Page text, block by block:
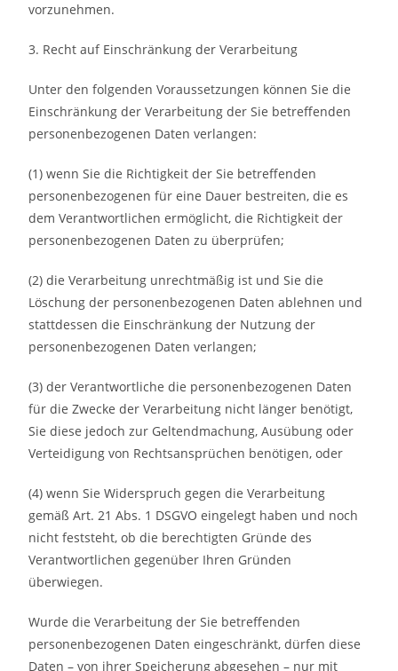
vorzunehmen.
3. Recht auf Einschränkung der Verarbeitung
Unter den folgenden Voraussetzungen können Sie die
Einschränkung der Verarbeitung der Sie betreffenden
personenbezogenen Daten verlangen:
(1) wenn Sie die Richtigkeit der Sie betreffenden
personenbezogenen für eine Dauer bestreiten, die es
dem Verantwortlichen ermöglicht, die Richtigkeit der
personenbezogenen Daten zu überprüfen;
(2) die Verarbeitung unrechtmäßig ist und Sie die
Löschung der personenbezogenen Daten ablehnen und
stattdessen die Einschränkung der Nutzung der
personenbezogenen Daten verlangen;
(3) der Verantwortliche die personenbezogenen Daten
für die Zwecke der Verarbeitung nicht länger benötigt,
Sie diese jedoch zur Geltendmachung, Ausübung oder
Verteidigung von Rechtsansprüchen benötigen, oder
(4) wenn Sie Widerspruch gegen die Verarbeitung
gemäß Art. 21 Abs. 1 DSGVO eingelegt haben und noch
nicht feststeht, ob die berechtigten Gründe des
Verantwortlichen gegenüber Ihren Gründen
überwiegen.
Wurde die Verarbeitung der Sie betreffenden
personenbezogenen Daten eingeschränkt, dürfen diese
Daten – von ihrer Speicherung abgesehen – nur mit